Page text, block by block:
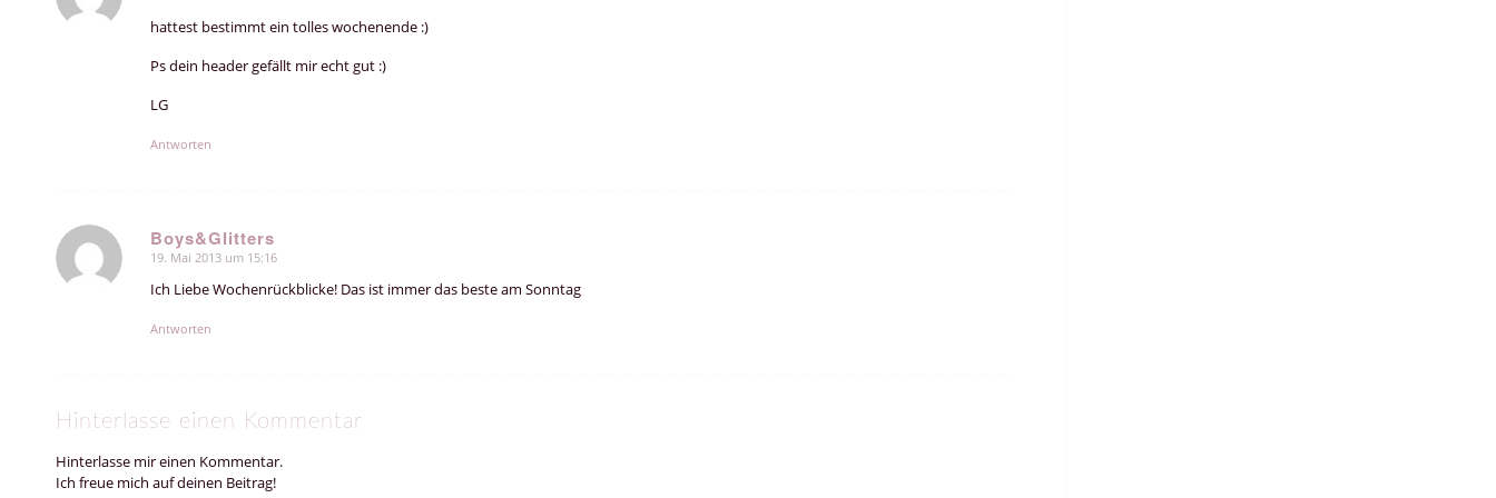
hattest bestimmt ein tolles wochenende :)
Ps dein header gefällt mir echt gut :)
LG
Antworten
Boys&Glitters
sagte:
19. Mai 2013 um 15:16
Ich Liebe Wochenrückblicke! Das ist immer das beste am Sonntag
Antworten
Hinterlasse einen Kommentar
Hinterlasse mir einen Kommentar.
Ich freue mich auf deinen Beitrag!